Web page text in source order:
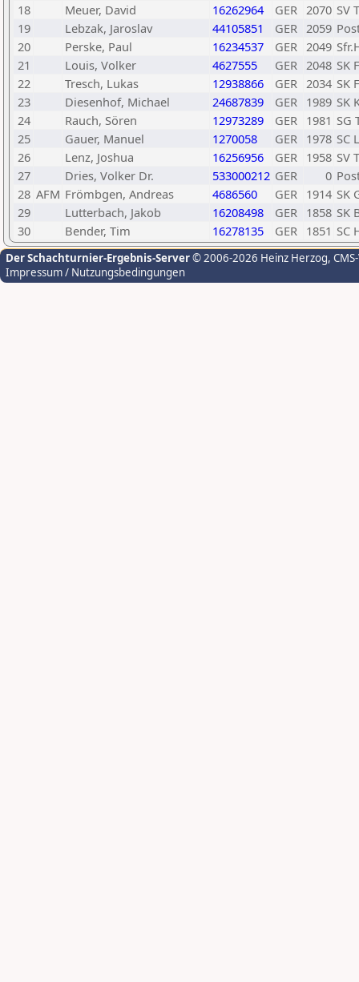
18
Meuer, David 16262964 GER 2070 SV
19
Lebzak, Jaroslav 44105851 GER 2059
20
Perske, Paul 16234537 GER 2049
21
Louis, Volker 4627555 GER 2048 SK
22
Tresch, Lukas 12938866 GER 2034 SK
23
Diesenhof, Michael 24687839 GER 1989 SK
24
Rauch, Sören 12973289 GER 1981 SG
25
Gauer, Manuel 1270058 GER 1978 SC
26
Lenz, Joshua 16256956 GER 1958 SV
27
Dries, Volker Dr. 533000212 GER 0
28 AFM Frömbgen, Andreas 4686560 GER 1914 SK
29
Lutterbach, Jakob 16208498 GER 1858 SK
30
Bender, Tim 16278135 GER 1851 SC
Der Schachturnier-Ergebnis-Server© 2006-2026 Heinz Herzog,
Impressum / Nutzungsbedingungen